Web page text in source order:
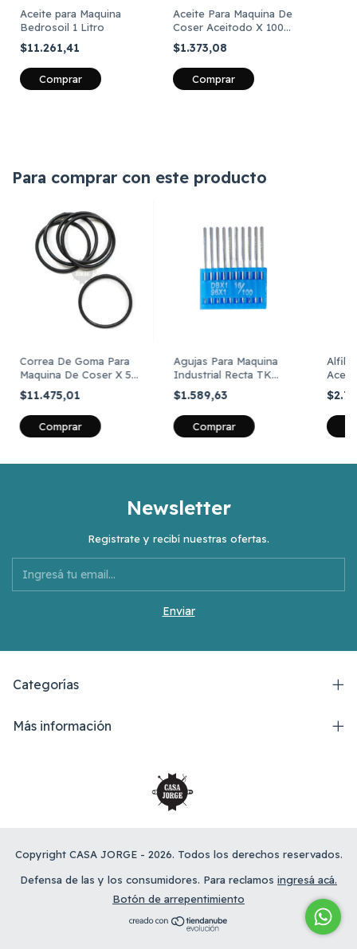
Aceite para Maquina
Bedrosoil 1 Litro
$11.261,41
Aceite Para Maquina De
Coser Aceitodo X 100
Cm3
$1.373,08
Para comprar con este producto
Correa De Goma Para
Maquina De Coser X 5
Unidades
$11.475,01
Agujas Para Maquina
Industrial Recta TK
Marca FT Art DBX1
16x231 Punta Común
$1.589,63
Comprar
Newsletter
Registrate y recibí nuestras ofertas.
Categorías
Más información
Copyright CASA JORGE - 2026. Todos los derechos reservados.
Defensa de las y los consumidores. Para reclamos ingresá acá.
Botón de arrepentimiento